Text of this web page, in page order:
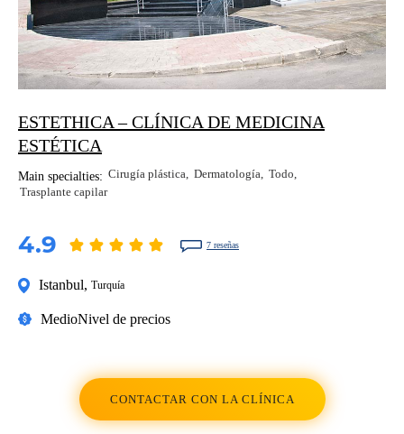
ESTETHICA – CLÍNICA DE MEDICINA
ESTÉTICA
Main specialties: Cirugía plástica Dermatología Todo
Trasplante capilar
4.9 7 reseñas
Istanbul, Turquía
MedioNivel de precios
CONTACTAR CON LA CLÍNICA